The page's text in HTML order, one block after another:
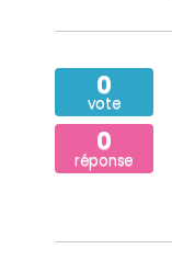
0
vote
0
réponse